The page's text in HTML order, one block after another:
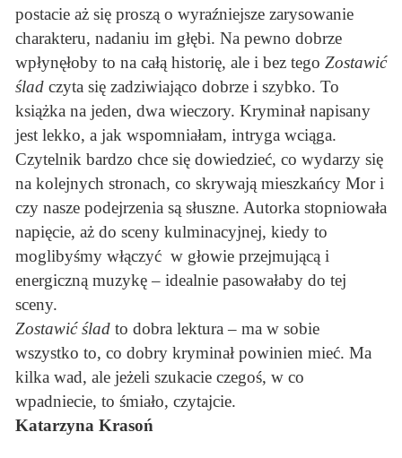
postacie aż się proszą o wyraźniejsze zarysowanie
charakteru, nadaniu im głębi. Na pewno dobrze
wpłynęłoby to na całą historię, ale i bez tego Zostawić
śladczyta się zadziwiająco dobrze i szybko. To
książka na jeden, dwa wieczory. Kryminał napisany
jest lekko, a jak wspomniałam, intryga wciąga.
Czytelnik bardzo chce się dowiedzieć, co wydarzy się
na kolejnych stronach, co skrywają mieszkańcy Mor i
czy nasze podejrzenia są słuszne. Autorka stopniowała
napięcie, aż do sceny kulminacyjnej, kiedy to
moglibyśmy włączyć w głowie przejmującą i
energiczną muzykę – idealnie pasowałaby do tej
sceny.
Zostawić śladto dobra lektura – ma w sobie
wszystko to, co dobry kryminał powinien mieć. Ma
kilka wad, ale jeżeli szukacie czegoś, w co
wpadniecie, to śmiało, czytajcie.
Katarzyna Krasoń